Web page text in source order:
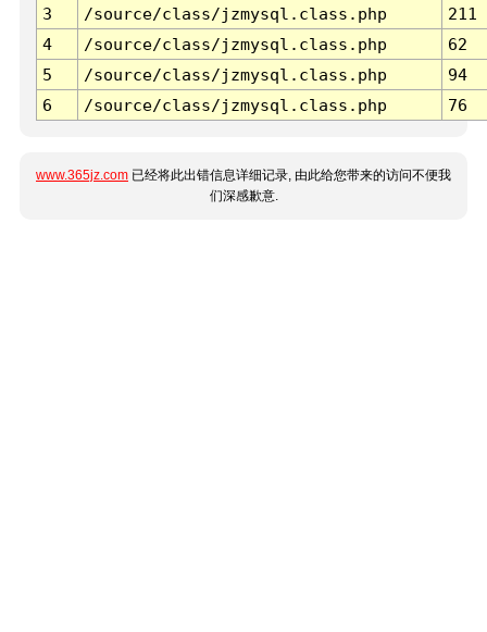
3 /source/class/jzmysql.class.php
211
4
/source/class/jzmysql.class.php
62
5
/source/class/jzmysql.class.php
94
6
/source/class/jzmysql.class.php 76
www.365jz.com 已经将此出错信息详细记录, 由此给您带来的访问不便我
们深感歉意.